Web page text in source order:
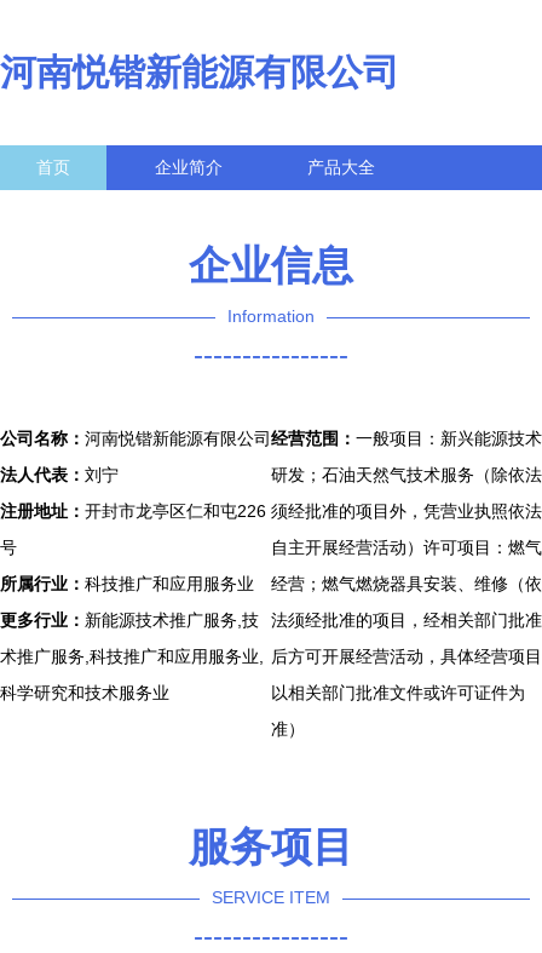
河南悦锴新能源有限公司
首页 企业简介 产品大全
企业信息
Information
----------------
公司名称： 河南悦锴新能源有限公司
法人代表： 刘宁
注册地址： 开封市龙亭区仁和屯226
号
所属行业： 科技推广和应用服务业
更多行业： 新能源技术推广服务,技
术推广服务,科技推广和应用服务业,
科学研究和技术服务业
经营范围： 一般项目：新兴能源技术
研发；石油天然气技术服务（除依法
须经批准的项目外，凭营业执照依法
自主开展经营活动）许可项目：燃气
经营；燃气燃烧器具安装、维修（依
法须经批准的项目，经相关部门批准
后方可开展经营活动，具体经营项目
以相关部门批准文件或许可证件为
准）
服务项目
SERVICE ITEM
----------------